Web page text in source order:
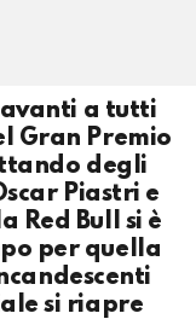
a tutti
Gran Premio
degli
Piastri e
Red Bull si è
per quella
si riapre